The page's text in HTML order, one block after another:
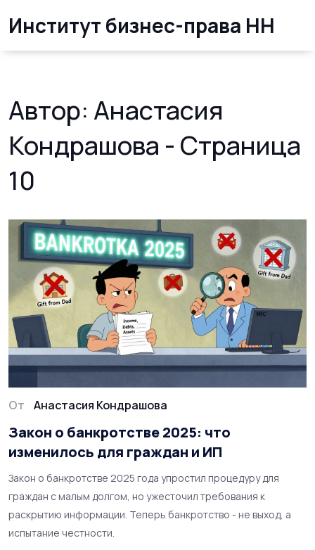
Институт бизнес-права НН
Автор: Анастасия
Кондрашова - Страница
10
От Анастасия Кондрашова
Закон о банкротстве 2025: что
изменилось для граждан и ИП
Закон о банкротстве 2025 года упростил процедуру для
граждан с малым долгом, но ужесточил требования к
раскрытию информации. Теперь банкротство - не выход, а
испытание честности.